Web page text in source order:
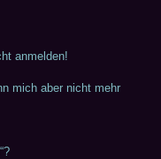
anmelden!
mich aber nicht mehr